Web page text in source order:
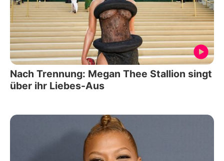
Nach Trennung: Megan Thee Stallion singt
über ihr Liebes-Aus